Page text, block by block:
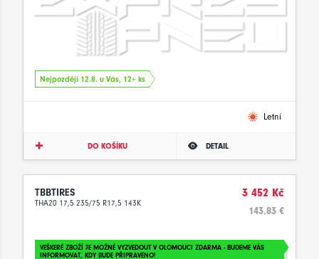
Nejpozději 12.8. u Vás, 12+ ks
Letní
DO KOŠÍKU DETAIL
TBBTIRES
THA20 17,5 235/75 R17,5 143K
3 452 Kč
143.83 €
VEŠKERÉ ZBOŽÍ JE MOŽNÉ VYZVEDOUT V OLOMOUCI ZDARMA - BUDEME VÁS
INFORMOVAT, KDY BUDE PŘIPRAVENO!